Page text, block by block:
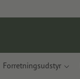
Forretningsudstyr